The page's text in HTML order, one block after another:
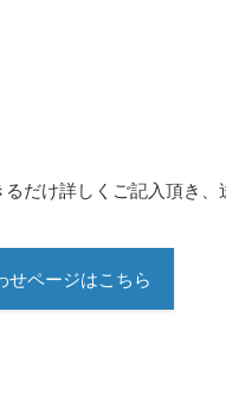
だけ詳しくご記入頂き、
せページはこちら